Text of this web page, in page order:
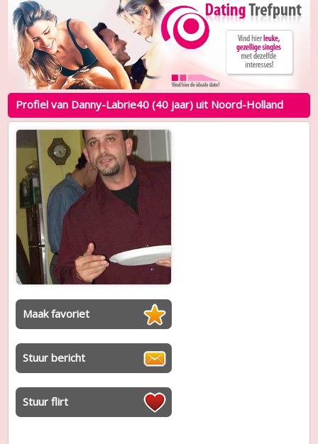
Profiel van Danny-Labrie40 (40 jaar) uit Noord-Holland
Maak favoriet
Stuur bericht
Stuur flirt